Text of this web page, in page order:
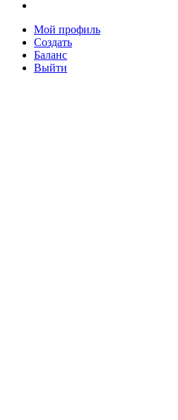
Мой профиль
Создать
Баланс
Выйти